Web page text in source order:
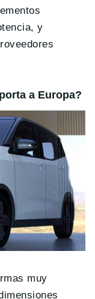
y
a Europa?
muy